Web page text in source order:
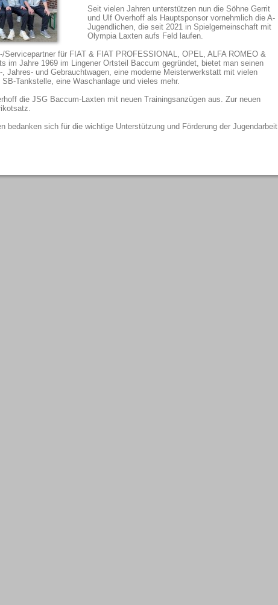
Seit vielen Jahren unterstützen nun die Söhne Gerrit
und Ulf Overhoff als Hauptsponsor vornehmlich die A-
Jugendlichen, die seit 2021 in Spielgemeinschaft mit
Olympia Laxten aufs Feld laufen.
Servicepartner für FIAT & FIAT PROFESSIONAL, OPEL, ALFA ROMEO &
im Jahre 1969 im Lingener Ortsteil Baccum gegründet, bietet man seinen
Jahres- und Gebrauchtwagen, eine moderne Meisterwerkstatt mit vielen
Tankstelle, eine Waschanlage und vieles mehr.
die JSG Baccum-Laxten mit neuen Trainingsanzügen aus. Zur neuen
bedanken sich für die wichtige Unterstützung und Förderung der Jugendarbeit.